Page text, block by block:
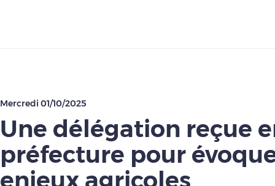
Mercredi 01/10/2025
Une délégation reçue
préfecture pour
enjeux agricoles